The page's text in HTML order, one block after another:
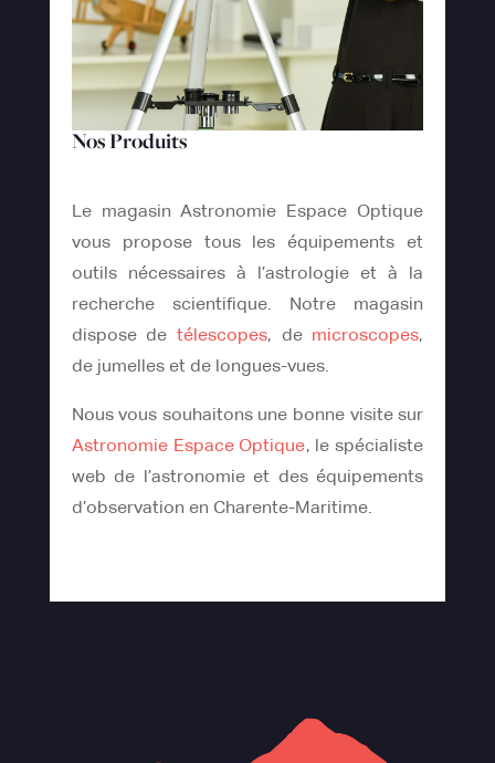
Nos Produits
Le magasin Astronomie Espace Optique
vous propose tous les équipements et
outils nécessaires à l’astrologie et à la
recherche scientifique. Notre magasin
dispose de télescopes, de microscopes,
de jumelles et de longues-vues.
Nous vous souhaitons une bonne visite sur
Astronomie Espace Optique, le spécialiste
web de l’astronomie et des équipements
d’observation en Charente-Maritime.